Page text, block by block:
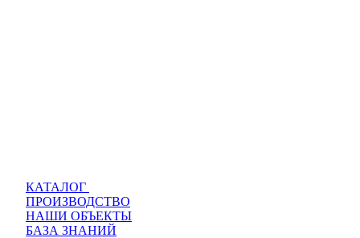
КАТАЛОГ
ПРОИЗВОДСТВО
НАШИ ОБЪЕКТЫ
БАЗА ЗНАНИЙ